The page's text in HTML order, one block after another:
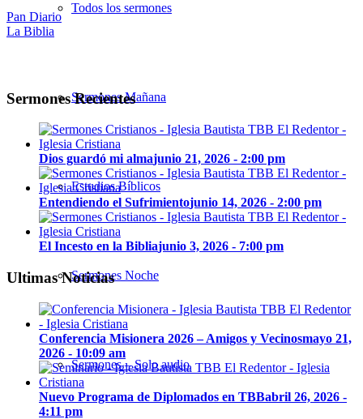
Todos los sermones
Sermones Mañana
Estudios Bíblicos
Sermones Noche
Sermones – Solo audio
Pan Diario
La Biblia
Sermones Recientes
Dios guardó mi almajunio 21, 2026 - 2:00 pm
Entendiendo el Sufrimientojunio 14, 2026 - 2:00 pm
El Incesto en la Bibliajunio 3, 2026 - 7:00 pm
Ultimas Noticias
Conferencia Misionera 2026 – Amigos y Vecinosmayo 21,
2026 - 10:09 am
Nuevo Programa de Diplomados en TBBabril 26, 2026 -
4:11 pm